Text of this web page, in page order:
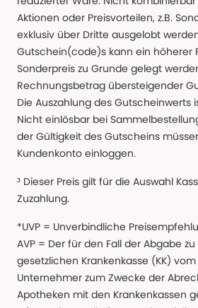
Aktionen oder Preisvorteilen, z.B.
exklusiv über Dritte ausgelobt
Gutschein(code)s kann ein höherer
Sonderpreis zu Grunde gelegt
Rechnungsbetrag übersteigender
Die Auszahlung des Gutscheinwerts
Nicht einlösbar bei
der Gültigkeit des Gutscheins
Kundenkonto einloggen.
³ Dieser Preis gilt für die Auswahl
Zuzahlung.
*UVP = Unverbindliche
AVP = Der für den Fall der Abgabe
gesetzlichen Krankenkasse (KK)
Unternehmer zum Zwecke der
Apotheken mit den Krankenkassen